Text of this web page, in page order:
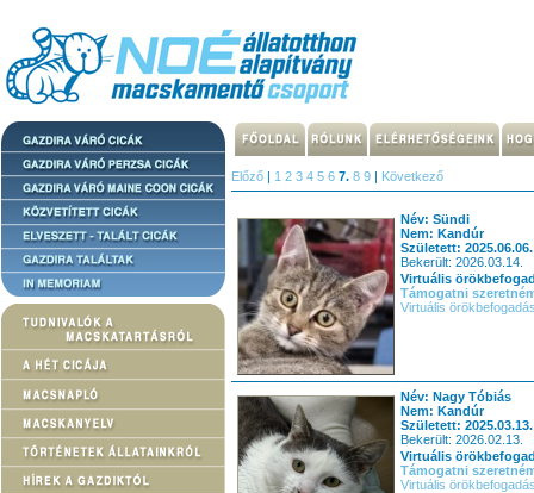
Előző | 1 2 3 4 5 6 7. 8 9 | Következő
Név: Sündi
Nem: Kandúr
Született: 2025.06.06.
Bekerült: 2026.03.14.
Virtuális
Támogatni
Virtuális
Név: Nagy Tóbiás
Nem: Kandúr
Született: 2025.03.13.
Bekerült: 2026.02.13.
Virtuális
Támogatni
Virtuális